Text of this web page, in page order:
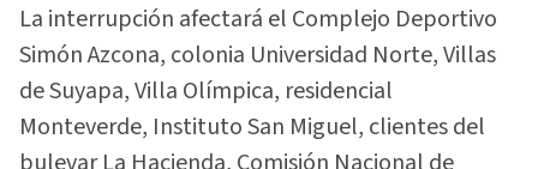
La interrupción afectará el Complejo Deportivo
Simón Azcona, colonia Universidad Norte, Villas
de Suyapa, Villa Olímpica, residencial
Monteverde, Instituto San Miguel, clientes del